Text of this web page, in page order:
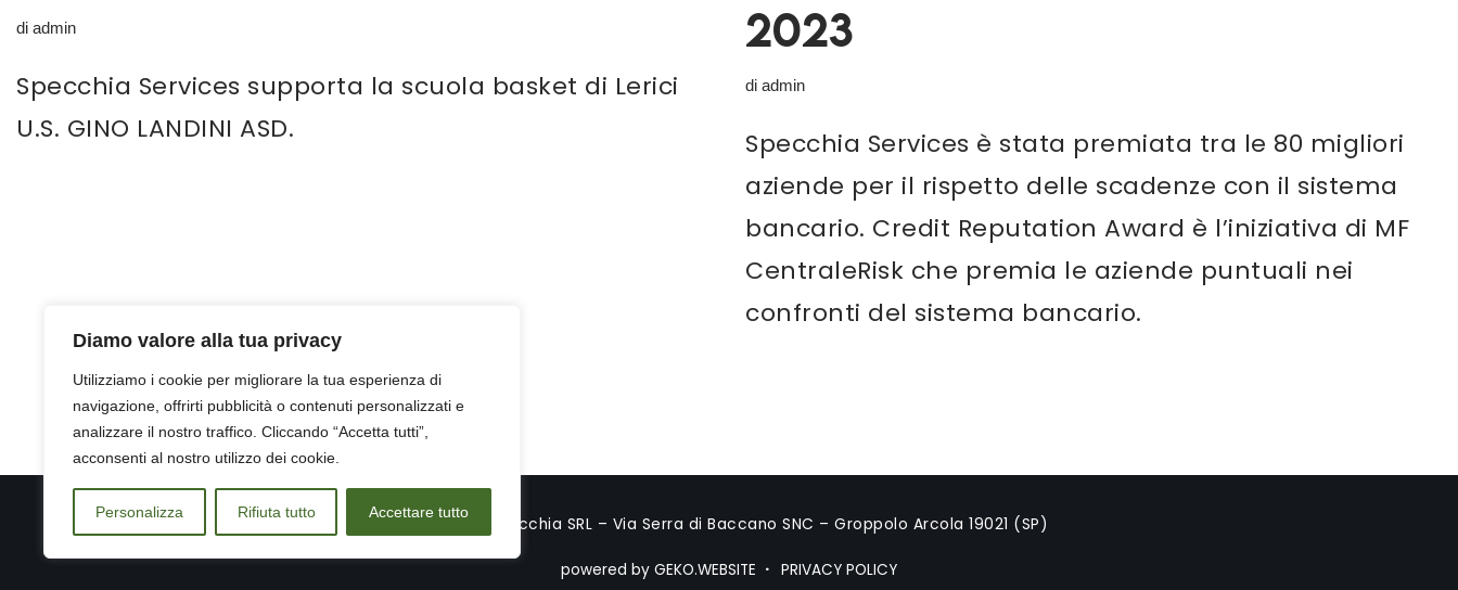
Diamo valore alla tua privacy
Utilizziamo i cookie per migliorare la tua esperienza di
navigazione, offrirti pubblicità o contenuti personalizzati e
analizzare il nostro traffico. Cliccando “Accetta tutti”,
acconsenti al nostro utilizzo dei cookie.
Personalizza Rifiuta tutto Accettare tutto
di admin
Specchia Services supporta la scuola basket di Lerici
U.S. GINO LANDINI ASD.
2023
di admin
Specchia Services è stata premiata tra le 80 migliori
aziende per il rispetto delle scadenze con il sistema
bancario. Credit Reputation Award è l’iniziativa di MF
CentraleRisk che premia le aziende puntuali nei
confronti del sistema bancario.
© 2024 – Specchia SRL – Via Serra di Baccano SNC – Groppolo Arcola 19021 (SP)
powered by GEKO.WEBSITE · PRIVACY POLICY